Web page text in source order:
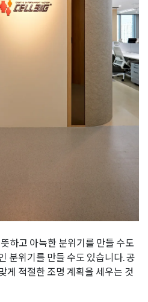
하고 아늑한 분위기를 만들 수도
분위기를 만들 수도 있습니다. 공
게 적절한 조명 계획을 세우는 것